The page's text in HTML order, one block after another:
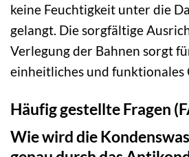
keine Feuchtigkeit unter die
gelangt. Die sorgfältige
Verlegung der Bahnen sorgt
einheitliches und funktionales
Häufig gestellte Fragen
Wie wird die